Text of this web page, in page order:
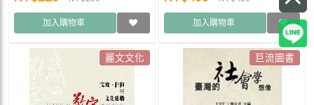
加入購物車 加入購物車
麗文文化 巨流圖書